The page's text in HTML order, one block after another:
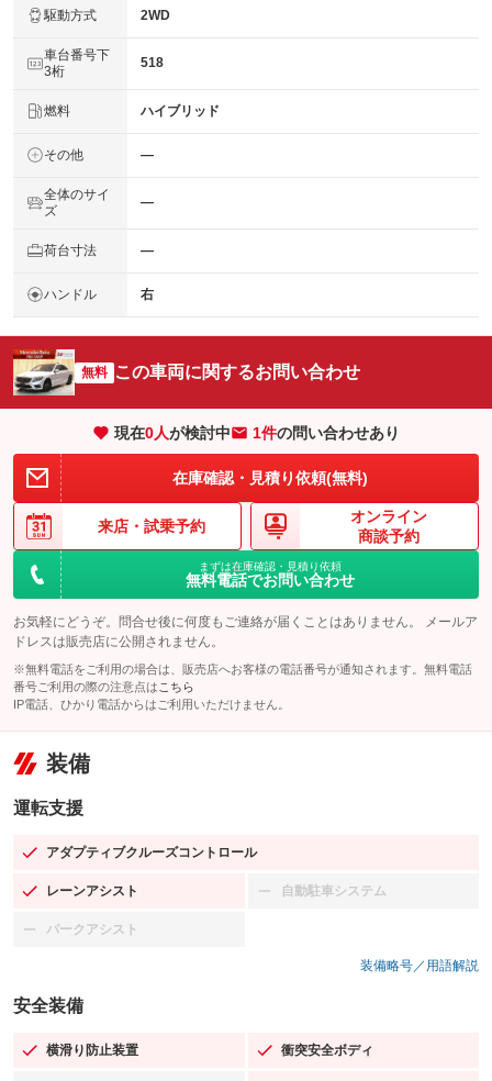
駆動方式 2WD
車台番号下
3桁
518
燃料 ハイブリッド
その他 ―
全体のサイ
ズ
―
荷台寸法 ―
ハンドル 右
無料 この車両に関するお問い合わせ
現在0人が検討中 1件の問い合わせあり
在庫確認・見積り依頼(無料)
来店・ 試乗予約
オンライン
商談予約
まずは在庫確認・見積り依頼
無料電話でお問い合わせ
お気軽にどうぞ。問合せ後に何度もご連絡が届くことはありません。 メールア
ドレスは販売店に公開されません。
※無料電話をご利用の場合は、販売店へお客様の電話番号が通知されます。無料電話
番号ご利用の際の注意点は こちら
IP電話、ひかり電話からはご利用いただけません。
装備
運転支援
アダプティブクルーズコントロール
：装備あり
レーンアシスト
：装備あり 自動駐車システム
：装備なし
パークアシスト
：装備なし
装備略号／用語解説
安全装備
横滑り防止装置
：装備あり 衝突安全ボディ
：装備あり